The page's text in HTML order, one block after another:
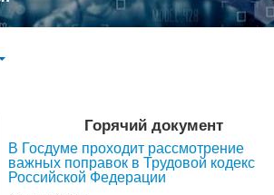
Горячий документ
В Госдуме проходит рассмотрение
важных поправок в Трудовой кодекс
Российской Федерации